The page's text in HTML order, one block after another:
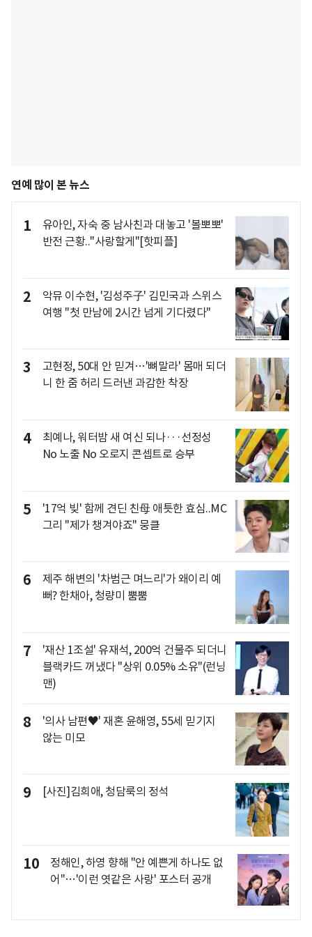
연예 많이 본 뉴스
1
유아인, 자숙 중 남사친과 대놓고 '볼뽀뽀'
반전 근황.."사랑할게"[핫피플]
2
악뮤 이수현, '김성주子' 김민국과 스위스
여행 "첫 만남에 2시간 넘게 기다렸다"
3
고현정, 50대 안 믿겨…'뼈말라' 몸매 되더
니 한 줌 허리 드러낸 과감한 착장
4
최예나, 워터밤 새 여신 되나···선정성
No 노출 No 오로지 콘셉트로 승부
5
'17억 빚' 함께 견딘 친母 애틋한 효심..MC
그리 "제가 챙겨야죠" 뭉클
6
제주 해변의 '차범근 며느리'가 왜이리 예
뻐? 한채아, 청량미 뿜뿜
7
'재산 1조설' 유재석, 200억 건물주 되더니
블랙카드 꺼냈다 "상위 0.05% 소유"(런닝
맨)
8
'의사 남편♥' 재혼 윤해영, 55세 믿기지
않는 미모
9 [사진]김희애, 청담룩의 정석
10
정해인, 하영 향해 "안 예쁜게 하나도 없
어"…'이런 엿같은 사랑' 포스터 공개